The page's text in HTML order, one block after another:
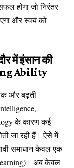
होगा जो निरंतर
और स्वयं को
में इंसान की
Ability
और बढ़ती
के कारण कई
जा रही हैं। ऐसे में
समाधान केवल एक
अब केवल